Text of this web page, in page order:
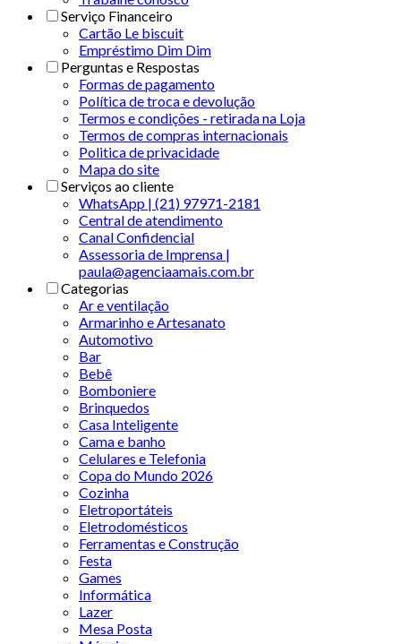
Serviço Financeiro
Cartão Le biscuit
Empréstimo Dim Dim
Perguntas e Respostas
Formas de pagamento
Política de troca e devolução
Termos e condições - retirada na Loja
Termos de compras internacionais
Politica de privacidade
Mapa do site
Serviços ao cliente
WhatsApp | (21) 97971-2181
Central de atendimento
Canal Confidencial
Assessoria de Imprensa |
paula@agenciaamais.com.br
Categorias
Ar e ventilação
Armarinho e Artesanato
Automotivo
Bar
Bebê
Bomboniere
Brinquedos
Casa Inteligente
Cama e banho
Celulares e Telefonia
Copa do Mundo 2026
Cozinha
Eletroportáteis
Eletrodomésticos
Ferramentas e Construção
Festa
Games
Informática
Lazer
Mesa Posta